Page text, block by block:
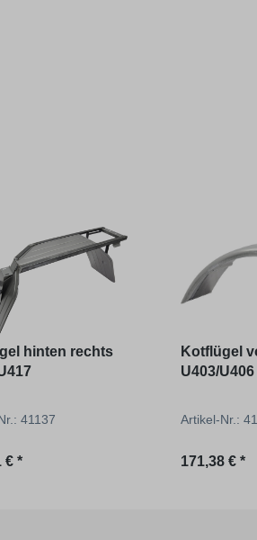
hinten rechts
41137
Preis:
€ *
Kotflügel
U403/U406
Artikel-Nr.:
Regulärer
171,38 € *